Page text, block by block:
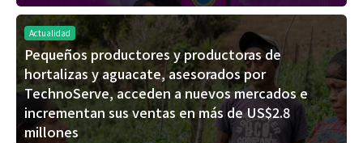
Actualidad
Pequeños productores y productoras de
hortalizas y aguacate, asesorados por
TechnoServe, acceden a nuevos mercados e
incrementan sus ventas en más de US$2.8
millones